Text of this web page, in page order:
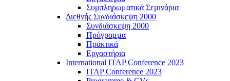
Συμπληρωματικά Σεμινάρια
Διεθνής Συνδιάσκεψη 2000
Συνδιάσκεψη 2000
Πρόγραμμα
Πρακτικά
Εργαστήρια
International ITAP Conference 2023
ITAP Conference 2023